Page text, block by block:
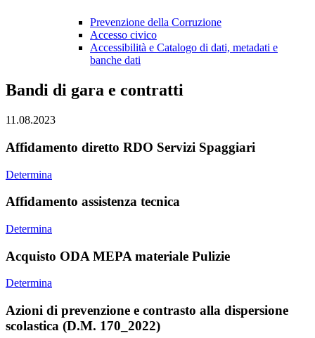
Prevenzione della Corruzione
Accesso civico
Accessibilità e Catalogo di dati, metadati e
banche dati
Bandi di gara e contratti
11.08.2023
Affidamento diretto RDO Servizi Spaggiari
Determina
Affidamento assistenza tecnica
Determina
Acquisto ODA MEPA materiale Pulizie
Determina
Azioni di prevenzione e contrasto alla dispersione
scolastica (D.M. 170_2022)